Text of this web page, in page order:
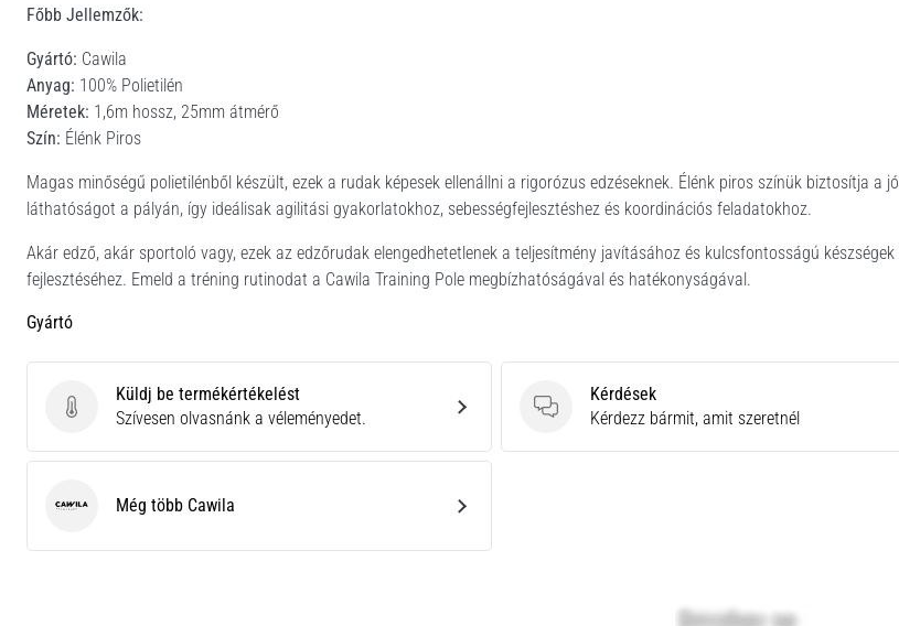
Főbb Jellemzők:
Gyártó: Cawila
Anyag: 100% Polietilén
Méretek: 1,6m hossz, 25mm átmérő
Szín: Élénk Piros
Magas minőségű polietilénből készült, ezek a rudak képesek ellenállni a rigorózus edzéseknek. Élénk piros színük biztosítja a jó
láthatóságot a pályán, így ideálisak agilitási gyakorlatokhoz, sebességfejlesztéshez és koordinációs feladatokhoz.
Akár edző, akár sportoló vagy, ezek az edzőrudak elengedhetetlenek a teljesítmény javításához és kulcsfontosságú készségek
fejlesztéséhez. Emeld a tréning rutinodat a Cawila Training Pole megbízhatóságával és hatékonyságával.
Gyártó
Küldj be termékértékelést
Küldj be termékértékelést
Szívesen olvasnánk a véleményedet.
Kérdések
Kérdések
Kérdezz bármit, amit szeretnél
Cawila Még több Cawila